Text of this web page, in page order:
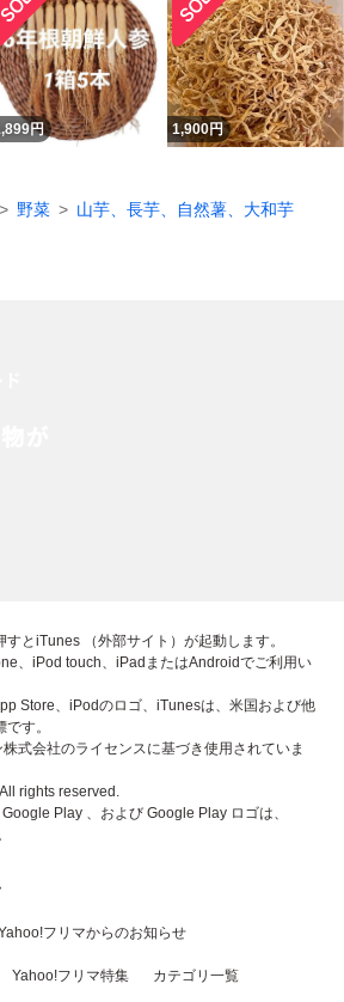
円 1,900円
野菜 山芋、長芋、自然薯、大和芋
すとiTunes （外部サイト）が起動します。
、iPod touch、iPadまたはAndroidでご利用い
Store、iPodのロゴ、iTunesは、米国および他
す。
式会社のライセンスに基づき使用されていま
rights reserved.
Play 、および Google Play ロゴは、
フリマからのお知らせ
Yahoo!フリマ特集 カテゴリ一覧